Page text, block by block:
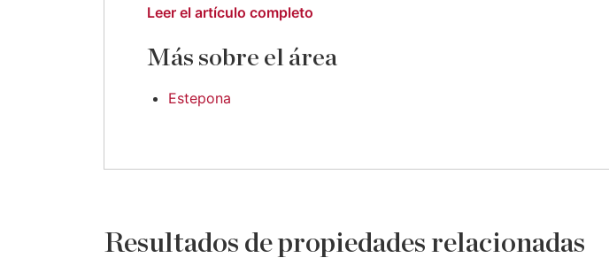
Leer el artículo completo
Más sobre el área
Estepona
Resultados de propiedades relacionadas